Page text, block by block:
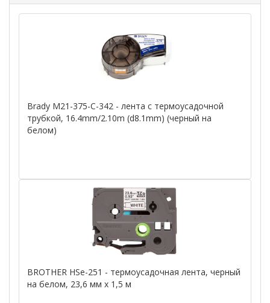
Brady M21-375-C-342 - лента с термоусадочной
трубкой, 16.4mm/2.10m (d8.1mm) (черный на
белом)
BROTHER HSe-251 - термоусадочная лента, черный
на белом, 23,6 мм х 1,5 м